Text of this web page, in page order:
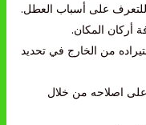
للتعرف على أسباب العطل.
أركان المكان.
من الخارج في تحديد
على اصلاحه من خلال